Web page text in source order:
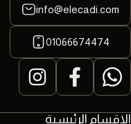
الاقسام الرئيسية
info@elecadi.com
01066674474